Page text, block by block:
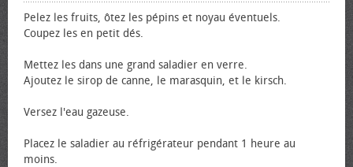
Pelez les fruits, ôtez les pépins et noyau éventuels.
Coupez les en petit dés.
Mettez les dans une grand saladier en verre.
Ajoutez le sirop de canne, le marasquin, et le kirsch.
Versez l'eau gazeuse.
Placez le saladier au réfrigérateur pendant 1 heure au
moins.